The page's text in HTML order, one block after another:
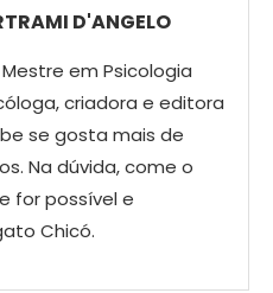
D'ANGELO
em Psicologia
criadora e editora
se gosta mais de
Na dúvida, come o
for possível e
Chicó.